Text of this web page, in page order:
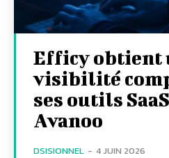
Efficy obtient
visibilité
ses outils
Avanoo
DSISIONNEL - 4 JUIN 2026